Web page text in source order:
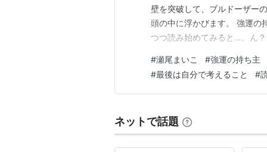
壁を突破して、ブルドーザー
頭の中に浮かびます。 強運の
つつ読み始めてみると…。ん
始めたところで、えー。そん
というような展開に面くらい
#瀬尾まいこ #強運の持ち主
#最後は自分で考えること #
ネットで話題